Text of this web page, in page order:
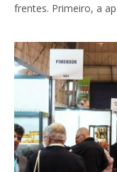
frentes. Primeiro, a